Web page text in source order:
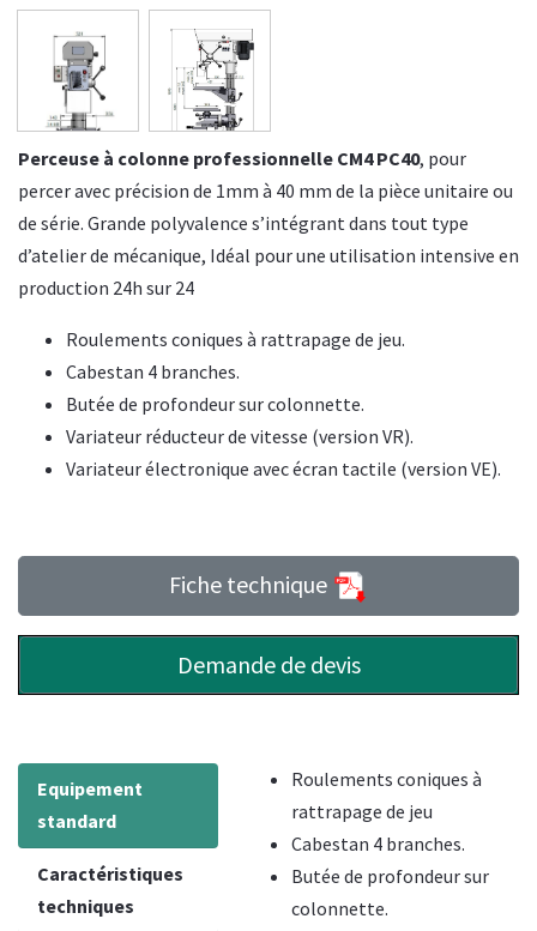
Perceuse à colonne professionnelle CM4 PC40, pour
percer avec précision de 1mm à 40 mm de la pièce unitaire ou
de série. Grande polyvalence s’intégrant dans tout type
d’atelier de mécanique, Idéal pour une utilisation intensive en
production 24h sur 24
Roulements coniques à rattrapage de jeu.
Cabestan 4 branches.
Butée de profondeur sur colonnette.
Variateur réducteur de vitesse (version VR).
Variateur électronique avec écran tactile (version VE).
Fiche technique
Demande de devis
Equipement
standard
Caractéristiques
techniques
Roulements coniques à
rattrapage de jeu
Cabestan 4 branches.
Butée de profondeur sur
colonnette.